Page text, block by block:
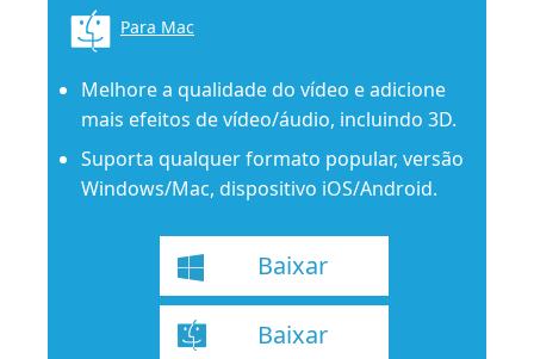
Para Mac
Melhore a qualidade do vídeo e adicione
mais efeitos de vídeo/áudio, incluindo 3D.
Suporta qualquer formato popular, versão
Windows/Mac, dispositivo iOS/Android.
Baixar
Baixar